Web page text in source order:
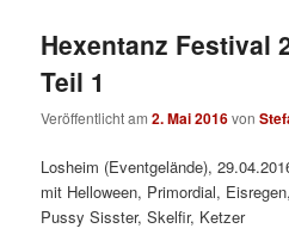
Hexentanz Festival
Teil 1
Veröffentlicht am2. Mai 2016von
Losheim (Eventgelände),
mit Helloween, Primordial,
Pussy Sisster, Skelfir, Ketzer